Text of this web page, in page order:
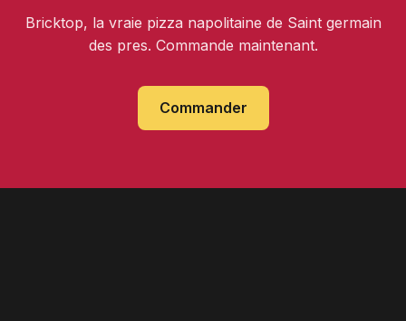
Bricktop, la vraie pizza napolitaine de Saint germain
des pres. Commande maintenant.
Commander